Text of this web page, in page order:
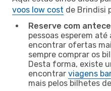
voos low cost de Brindisi
Reserve com
pessoas esperem
encontrar ofertas
sempre comprar os
Desta forma, existe
encontrar viagens
mais pelos bilhetes